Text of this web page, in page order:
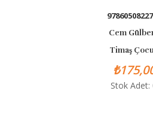
9786050822748
Cem Gülbent
Timaş Çocuk
₺175,00
Stok Adet: 0